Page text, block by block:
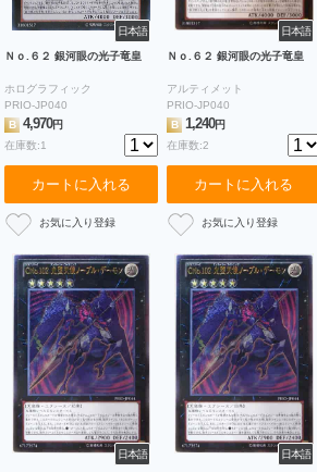
日本語
Ｎｏ.６２ 銀河眼の光子竜皇
ホログラフィック
PRIO-JP040
B
4,970円
在庫数:1
カートに入れる
日本語
Ｎｏ.６２ 銀河眼の光子竜皇
アルティメット
PRIO-JP040
B
1,240円
在庫数:2
カートに入れる
日本語 日本語